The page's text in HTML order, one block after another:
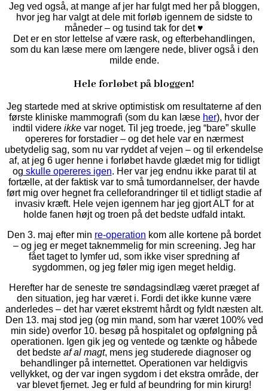
Jeg ved også, at mange af jer har fulgt med her på bloggen,
hvor jeg har valgt at dele mit forløb igennem de sidste to
måneder – og tusind tak for det ♥
Det er en stor lettelse af være rask, og efterbehandlingen,
som du kan læse mere om længere nede, bliver også i den
milde ende.
Hele forløbet på bloggen!
Jeg startede med at skrive optimistisk om resultaterne af den
første kliniske mammografi (som du kan læse her), hvor der
indtil videre ikke var noget. Til jeg troede, jeg “bare” skulle
opereres for forstadier – og det hele var en nærmest
ubetydelig sag, som nu var ryddet af vejen – og til erkendelse
af, at jeg 6 uger henne i forløbet havde glædet mig for tidligt
og skulle opereres igen. Her var jeg endnu ikke parat til at
fortælle, at der faktisk var to små tumordannelser, der havde
ført mig over hegnet fra celleforandringer til et tidligt stadie af
invasiv kræft. Hele vejen igennem har jeg gjort ALT for at
holde fanen højt og troen på det bedste udfald intakt.
Den 3. maj efter min re-operation kom alle kortene på bordet
– og jeg er meget taknemmelig for min screening. Jeg har
fået taget to lymfer ud, som ikke viser spredning af
sygdommen, og jeg føler mig igen meget heldig.
Herefter har de seneste tre søndagsindlæg været præget af
den situation, jeg har været i. Fordi det ikke kunne være
anderledes – det har været ekstremt hårdt og fyldt næsten alt.
Den 13. maj stod jeg (og min mand, som har været 100% ved
min side) overfor 10. besøg på hospitalet og opfølgning på
operationen. Igen gik jeg og ventede og tænkte og håbede
det bedste af al magt, mens jeg studerede diagnoser og
behandlinger på internettet. Operationen var heldigvis
vellykket, og der var ingen sygdom i det ekstra område, der
var blevet fjernet. Jeg er fuld af beundring for min kirurg!